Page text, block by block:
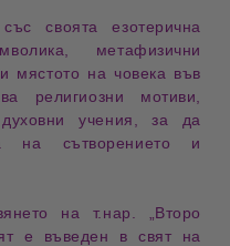
със своятаезотерична
метафизични
мястото на човека във
религиозни мотиви,
учения, за да
на сътворението и
на т.нар.
„Второ
е въведен в свят на